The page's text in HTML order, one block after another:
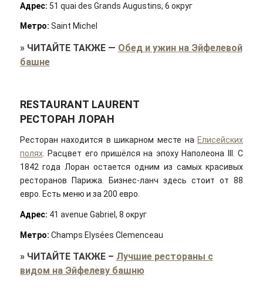
Адрес: 51 quai des Grands Augustins, 6 округ
Метро: Saint Michel
» ЧИТАЙТЕ ТАКЖЕ— Обед и ужин на Эйфелевой
башне
RESTAURANT LAURENT
РЕСТОРАН ЛОРАН
Ресторан находится в шикарном месте на Елисейских
полях. Расцвет его пришёлся на эпоху Наполеона III. С
1842 года Лоран остается одним из самых красивых
ресторанов Парижа. Бизнес-ланч здесь стоит от 88
евро. Есть меню и за 200 евро.
Адрес: 41 avenue Gabriel, 8 округ
Метро: Champs Elysées Clemenceau
» ЧИТАЙТЕ ТАКЖЕ– Лучшие рестораны с
видом на Эйфелеву башню